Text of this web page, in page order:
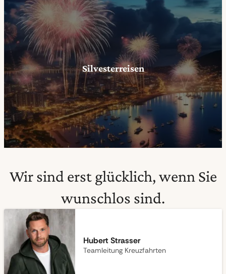
Silvesterreisen
Wir sind erst glücklich, wenn Sie
wunschlos sind.
Hubert Strasser
Teamleitung Kreuzfahrten